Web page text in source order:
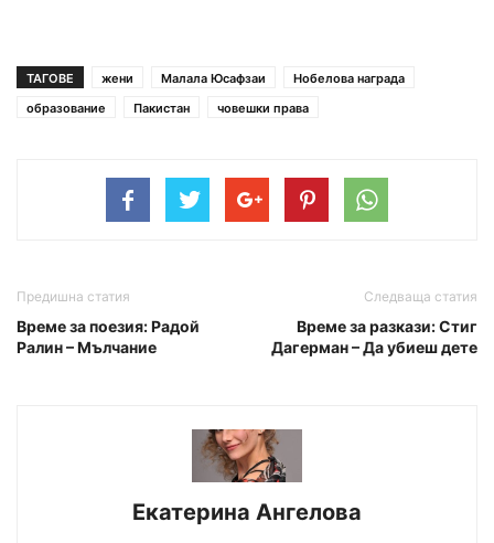
ТАГОВЕ жени Малала Юсафзаи
Нобелова награда
образование
Пакистан човешки права
Предишна статия
Време за поезия: Радой
Ралин – Мълчание
Следваща статия
Време за разкази: Стиг
Дагерман – Да убиеш дете
Екатерина Ангелова